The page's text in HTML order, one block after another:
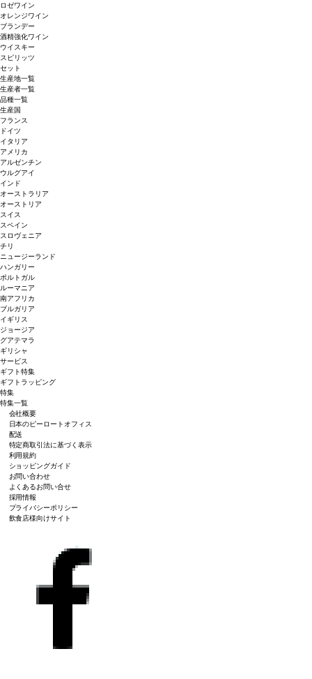
ロゼワイン
オレンジワイン
ブランデー
酒精強化ワイン
ウイスキー
スピリッツ
セット
生産地一覧
生産者一覧
品種一覧
生産国
フランス
ドイツ
イタリア
アメリカ
アルゼンチン
ウルグアイ
インド
オーストラリア
オーストリア
スイス
スペイン
スロヴェニア
チリ
ニュージーランド
ハンガリー
ポルトガル
ルーマニア
南アフリカ
ブルガリア
イギリス
ジョージア
グアテマラ
ギリシャ
サービス
ギフト特集
ギフトラッピング
特集
特集一覧
会社概要
日本のピーロートオフィス
配送
特定商取引法に基づく表示
利用規約
ショッピングガイド
お問い合わせ
よくあるお問い合せ
採用情報
プライバシーポリシー
飲食店様向けサイト